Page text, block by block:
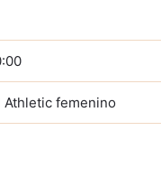
Athletic femenino